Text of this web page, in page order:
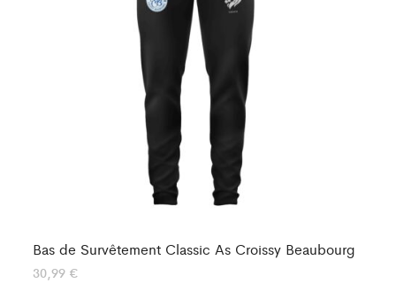
Bas de Survêtement Classic As Croissy Beaubourg
30,99 €